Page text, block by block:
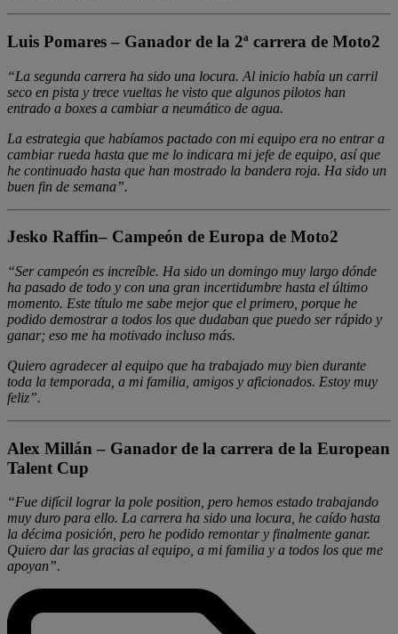
Luis Pomares – Ganador de la 2ª carrera de Moto2
“La segunda carrera ha sido una locura. Al inicio había un carril
seco en pista y trece vueltas he visto que algunos pilotos han
entrado a boxes a cambiar a neumático de agua.
La estrategia que habíamos pactado con mi equipo era no entrar a
cambiar rueda hasta que me lo indicara mi jefe de equipo, así que
he continuado hasta que han mostrado la bandera roja. Ha sido un
buen fin de semana”.
Jesko Raffin– Campeón de Europa de Moto2
“Ser campeón es increíble. Ha sido un domingo muy largo dónde
ha pasado de todo y con una gran incertidumbre hasta el último
momento. Este título me sabe mejor que el primero, porque he
podido demostrar a todos los que dudaban que puedo ser rápido y
ganar; eso me ha motivado incluso más.
Quiero agradecer al equipo que ha trabajado muy bien durante
toda la temporada, a mi familia, amigos y aficionados. Estoy muy
feliz”.
Alex Millán – Ganador de la carrera de la European
Talent Cup
“Fue difícil lograr la pole position, pero hemos estado trabajando
muy duro para ello. La carrera ha sido una locura, he caído hasta
la décima posición, pero he podido remontar y finalmente ganar.
Quiero dar las gracias al equipo, a mi familia y a todos los que me
apoyan”.